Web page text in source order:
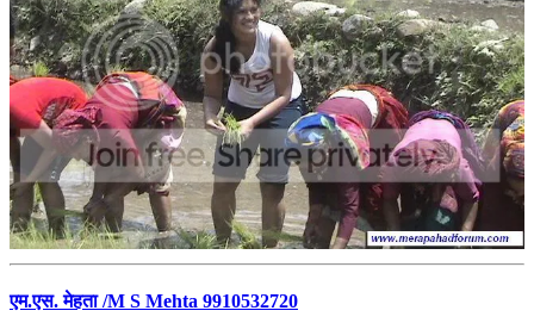
एम.एस. मेहता /M S Mehta 9910532720